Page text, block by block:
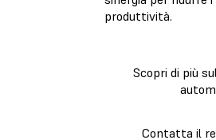
produttività.
Scopri di più
Contatta il